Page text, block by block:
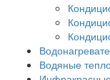
Водяные